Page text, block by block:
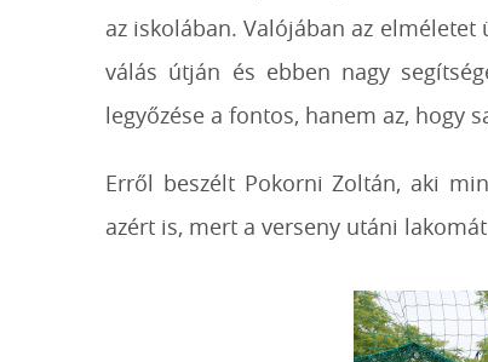
az iskolában. Valójában az
válás útján és ebben nagy
legyőzése a fontos, hanem az, hogy
Erről beszélt Pokorni Zoltán, aki
azért is, mert a verseny utáni